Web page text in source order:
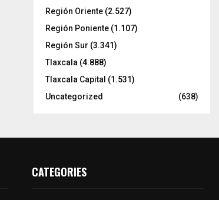
Región Oriente (2.527)
Región Poniente (1.107)
Región Sur (3.341)
Tlaxcala (4.888)
Tlaxcala Capital (1.531)
Uncategorized
(638)
CATEGORIES